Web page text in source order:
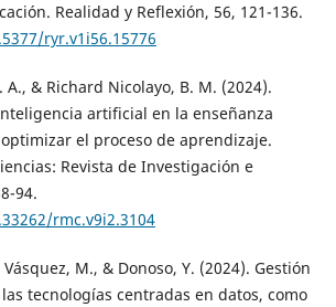
Realidad y Reflexión, 56, 121-136.
ryr.v1i56.15776
A., & Richard Nicolayo, B. M. (2024).
artificial en la enseñanza
el proceso de aprendizaje.
Revista de Investigación e
94.
rmc.v9i2.3104
M., & Donoso, Y. (2024). Gestión
tecnologías centradas en datos, como